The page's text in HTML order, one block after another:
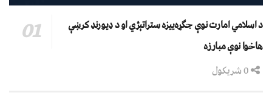
د اسلامي امارت نوې جګړه‌ییزه ستراتېژي او د ډیورنډ کرښې
هاخوا نوې مبارزه